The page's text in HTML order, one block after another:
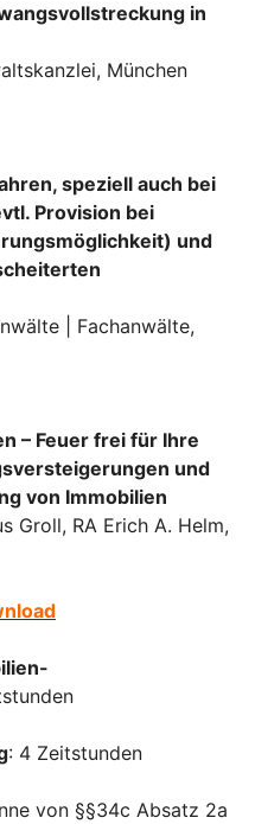
in
München
speziell auch bei
Provision bei
und
| Fachanwälte,
– Feuer frei für Ihre
und
von Immobilien
Groll, RA Erich A. Helm,
: 4 Zeitstunden
von §§34c Absatz 2a